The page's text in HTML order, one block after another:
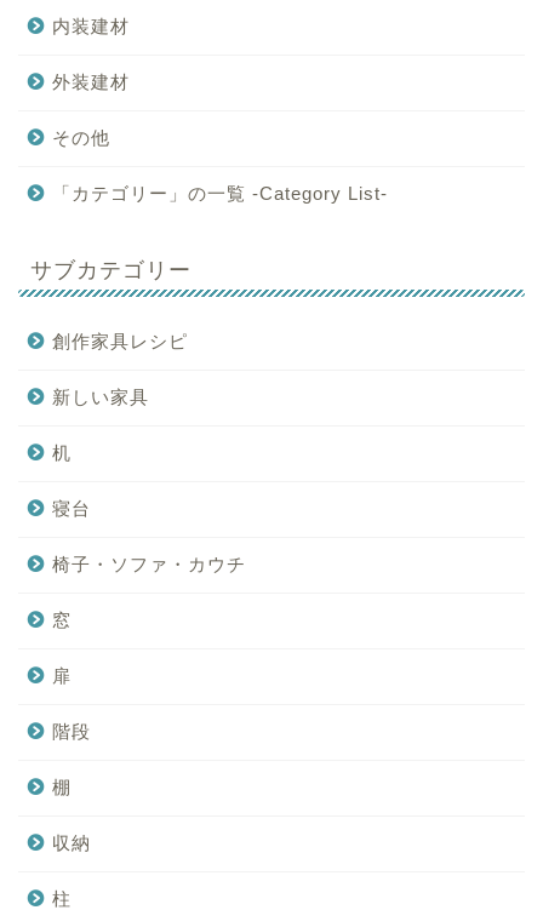
内装建材
外装建材
その他
「カテゴリー」の一覧 -Category List-
サブカテゴリー
創作家具レシピ
新しい家具
机
寝台
椅子・ソファ・カウチ
窓
扉
階段
棚
収納
柱